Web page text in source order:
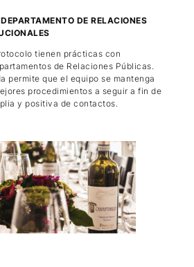
DE RELACIONES
tienen prácticas con
de Relaciones Públicas.
permite que el equipo se mantenga
procedimientos a seguir a fin de
y positiva de contactos.